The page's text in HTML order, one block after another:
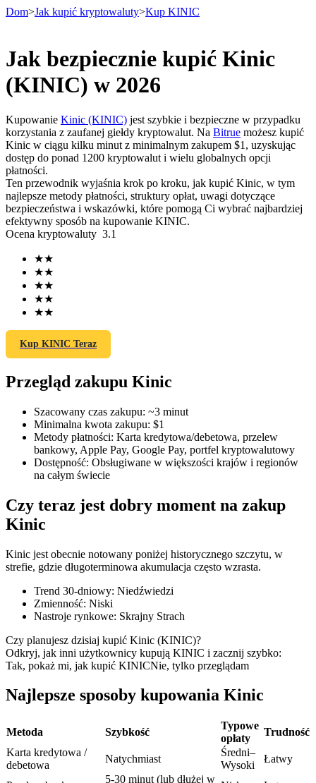
Kontrakty terminowe
Kontrakty terminowe na USDT
Kontrakty futures wykorzystujące USDT jako zabezpieczenie
Kontrakty terminowe COIN-M
TradFi
Instrumenty pochodne na akcje, forex, metale szlachetne i
Kontrakty terminowe na USDC
Kontrakty futures wykorzystujące USDC jako zabezpieczenie
Dom>Jak kupić kryptowaluty>Kup KINIC
Jak bezpiecznie kupić Kinic
(KINIC) w 2026
Kupowanie Kinic (KINIC) jest szybkie i bezpieczne w przypadku
korzystania z zaufanej giełdy kryptowalut. Na Bitrue możesz kupić
Kinic w ciągu kilku minut z minimalnym zakupem $1, uzyskując
dostęp do ponad 1200 kryptowalut i wielu globalnych opcji
płatności.
Ten przewodnik wyjaśnia krok po kroku, jak kupić Kinic, w tym
najlepsze metody płatności, struktury opłat, uwagi dotyczące
bezpieczeństwa i wskazówki, które pomogą Ci wybrać najbardziej
efektywny sposób na kupowanie KINIC.
Ocena kryptowaluty 3.1
★★
★★
★★
★★
★★
Kup KINIC Teraz
Przegląd zakupu Kinic
Szacowany czas zakupu: ~3 minut
Minimalna kwota zakupu: $1
Metody płatności: Karta kredytowa/debetowa, przelew
bankowy, Apple Pay, Google Pay, portfel kryptowalutowy
Dostępność: Obsługiwane w większości krajów i regionów
na całym świecie
Czy teraz jest dobry moment na zakup
Kinic
Kinic jest obecnie notowany poniżej historycznego szczytu, w
strefie, gdzie długoterminowa akumulacja często wzrasta.
Trend 30-dniowy: Niedźwiedzi
Zmienność: Niski
Nastroje rynkowe: Skrajny Strach
Czy planujesz dzisiaj kupić Kinic (KINIC)?
Odkryj, jak inni użytkownicy kupują KINIC i zacznij szybko:
Tak, pokaż mi, jak kupić KINICNie, tylko przeglądam
Najlepsze sposoby kupowania Kinic
Metoda Szybkość
Typowe
opłaty
Trudność
Karta kredytowa /
debetowa
Natychmiast
Średni–
Wysoki
Łatwy
5-30 minut (lub dłużej w